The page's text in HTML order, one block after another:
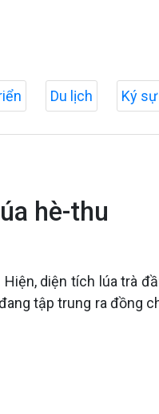
Du lịch Ký sự
hè-thu
diện tích lúa trà
tập trung ra